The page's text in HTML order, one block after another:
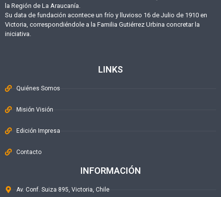
la Región de La Araucanía.
Su data de fundación acontece un frío y lluvioso 16 de Julio de 1910 en
Victoria, correspondiéndole a la Familia Gutiérrez Urbina concretar la
iniciativa.
LINKS
Quiénes Somos
Misión Visión
Edición Impresa
Contacto
INFORMACIÓN
Av. Conf. Suiza 895, Victoria, Chile